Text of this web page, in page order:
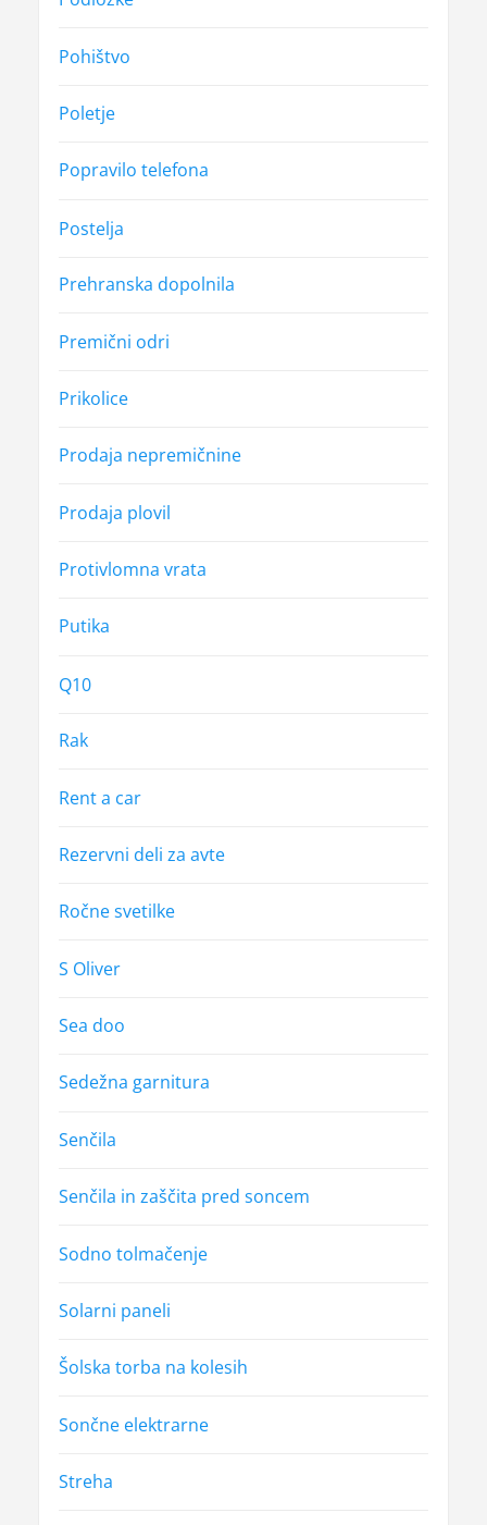
Pohištvo
Poletje
Popravilo telefona
Postelja
Prehranska dopolnila
Premični odri
Prikolice
Prodaja nepremičnine
Prodaja plovil
Protivlomna vrata
Putika
Q10
Rak
Rent a car
Rezervni deli za avte
Ročne svetilke
S Oliver
Sea doo
Sedežna garnitura
Senčila
Senčila in zaščita pred soncem
Sodno tolmačenje
Solarni paneli
Šolska torba na kolesih
Sončne elektrarne
Streha